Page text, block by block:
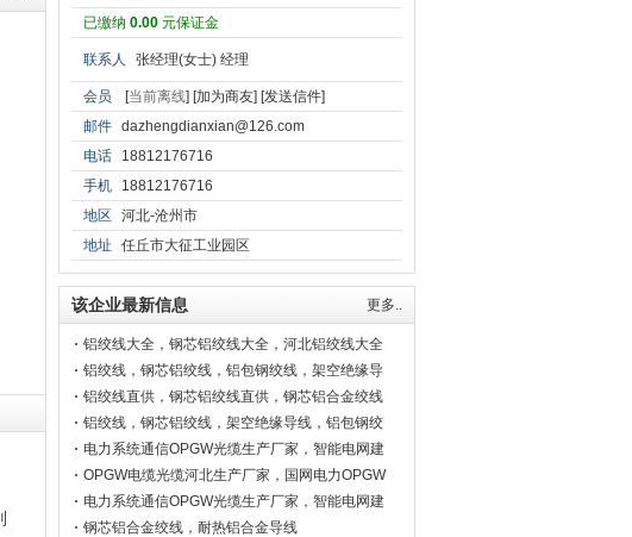
已缴纳 0.00 元保证金
联系人 张经理(女士) 经理
会员 [当前离线] [加为商友] [发送信件]
邮件 dazhengdianxian@126.com
电话
18812176716
手机
18812176716
地区
河北-沧州市
地址
任丘市大征工业园区
该企业最新信息 更多..
铝绞线大全，钢芯铝绞线大全，河北铝绞线大全
铝绞线，钢芯铝绞线，铝包钢绞线，架空绝缘导
线
铝绞线直供，钢芯铝绞线直供，钢芯铝合金绞线
直供
铝绞线，钢芯铝绞线，架空绝缘导线，铝包钢绞
线，OPGW光缆
电力系统通信OPGW光缆生产厂家，智能电网建
设OPGW光缆
OPGW电缆光缆河北生产厂家，国网电力OPGW
光缆
电力系统通信OPGW光缆生产厂家，智能电网建
设OPGW光缆
钢芯铝合金绞线，耐热铝合金导线